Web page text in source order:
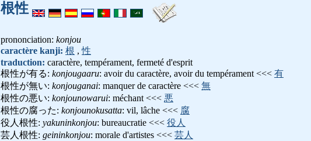
根性
prononciation: konjou
caractère kanji: 根 ,性
traduction: caractère, tempérament, fermeté d'esprit
根性が有る: konjougaaru: avoir du caractère, avoir du tempérament <<< 有
根性が無い: konjouganai: manquer de caractère <<< 無
根性の悪い: konjounowarui: méchant <<< 悪
根性の腐った: konjounokusatta: vil, lâche <<< 腐
役人根性: yakuninkonjou: bureaucratie <<< 役人
芸人根性: geininkonjou: morale d'artistes <<< 芸人